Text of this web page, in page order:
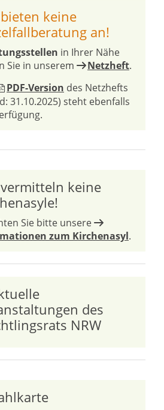
keine
an!
in Ihrer Nähe
Sie in unserem
Netzheft.
PDF-Version des Netzhefts
31.10.2025) steht ebenfalls
keine
Sie bitte unsere
zum Kirchenasyl.
des
NRW